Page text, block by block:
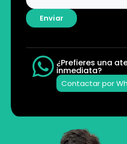
Enviar
¿Prefieres una
inmediata?
Contactar por